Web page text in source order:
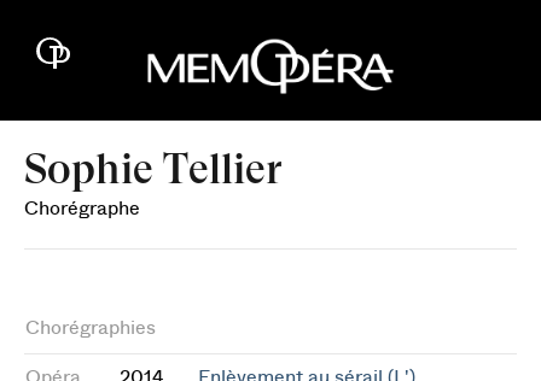
Sophie Tellier
Chorégraphe
Chorégraphies